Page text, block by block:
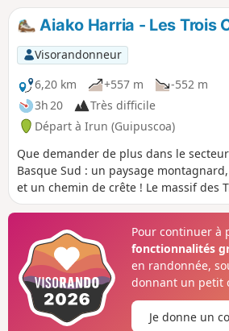
Aiako Harria - Les Trois
Visorandonneur
6,20 km
+557 m
-552 m
3h 20
Très difficile
Départ à Irun (Guipuscoa)
Que demander de plus dans le
Basque Sud : un paysage
et un chemin de crête ! Le massif des
trois sommets à parcourir. On
terminer l'Irumugarrieta. La vue est
le Pays Basque Sud et la côte du
L'itinéraire sur la crête comporte des
en dalle, qu'il faudra négocier avec
nécessitent de mettre les mains.
scellé à la montée du Txurrumurru.
Pour continuer à
fonctionnalités
en randonnée,
donnant un petit
Je donne un